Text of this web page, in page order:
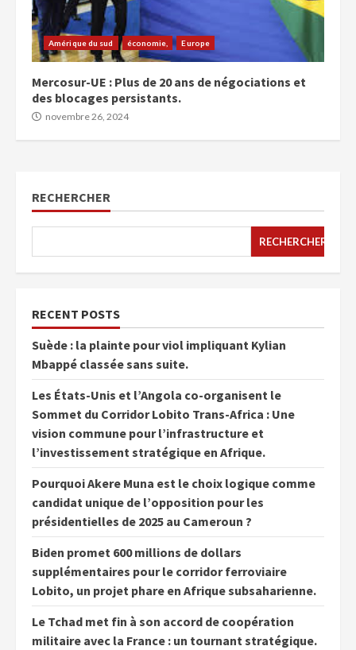
Amérique du sud économie, Europe
Mercosur-UE : Plus de 20 ans de négociations et
des blocages persistants.
novembre 26, 2024
RECHERCHER
RECHERCHER
RECENT POSTS
Suède : la plainte pour viol impliquant Kylian
Mbappé classée sans suite.
Les États-Unis et l’Angola co-organisent le
Sommet du Corridor Lobito Trans-Africa : Une
vision commune pour l’infrastructure et
l’investissement stratégique en Afrique.
Pourquoi Akere Muna est le choix logique comme
candidat unique de l’opposition pour les
présidentielles de 2025 au Cameroun ?
Biden promet 600 millions de dollars
supplémentaires pour le corridor ferroviaire
Lobito, un projet phare en Afrique subsaharienne.
Le Tchad met fin à son accord de coopération
militaire avec la France : un tournant stratégique.